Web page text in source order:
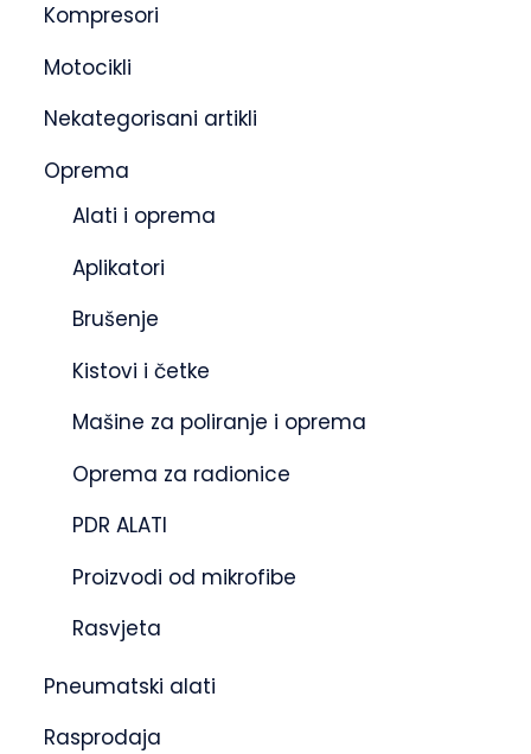
Kompresori
Motocikli
Nekategorisani artikli
Oprema
Alati i oprema
Aplikatori
Brušenje
Kistovi i četke
Mašine za poliranje i oprema
Oprema za radionice
PDR ALATI
Proizvodi od mikrofibe
Rasvjeta
Pneumatski alati
Rasprodaja